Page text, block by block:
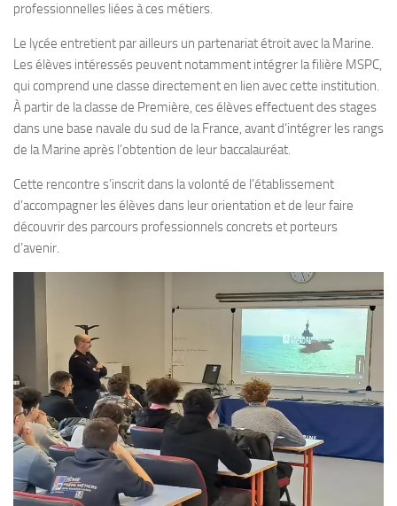
professionnelles liées à ces métiers.
Le lycée entretient par ailleurs un partenariat étroit avec la Marine.
Les élèves intéressés peuvent notamment intégrer la filière MSPC,
qui comprend une classe directement en lien avec cette institution.
À partir de la classe de Première, ces élèves effectuent des stages
dans une base navale du sud de la France, avant d’intégrer les rangs
de la Marine après l’obtention de leur baccalauréat.
Cette rencontre s’inscrit dans la volonté de l’établissement
d’accompagner les élèves dans leur orientation et de leur faire
découvrir des parcours professionnels concrets et porteurs
d’avenir.